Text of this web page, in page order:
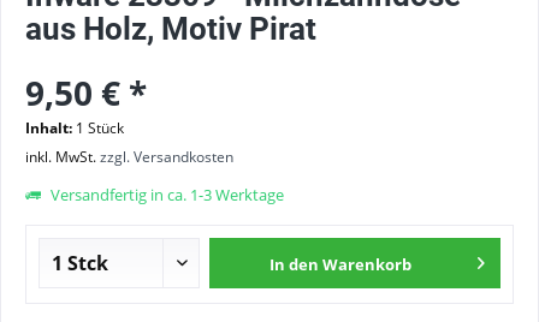
aus Holz, Motiv Pirat
9,50 € *
Inhalt: 1 Stück
inkl. MwSt.zzgl. Versandkosten
Versandfertig in ca. 1-3 Werktage
In den Warenkorb